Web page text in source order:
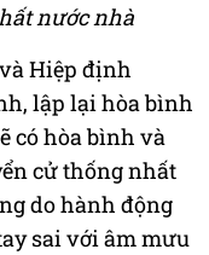
nước nhà
Hiệp định
lập lại hòa bình
có hòa bình và
cử thống nhất
do hành động
sai với âm mưu